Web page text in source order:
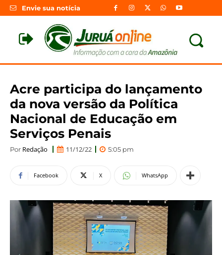
Envie sua notícia
Acre participa do lançamento
da nova versão da Política
Nacional de Educação em
Serviços Penais
Por Redação 11/12/22 5:05 pm
Facebook X WhatsApp